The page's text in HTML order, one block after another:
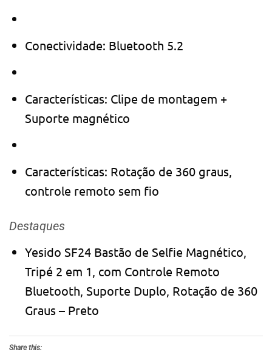
Conectividade: Bluetooth 5.2
Características: Clipe de montagem +
Suporte magnético
Características: Rotação de 360 ​​graus,
controle remoto sem fio
Destaques
Yesido SF24 Bastão de Selfie Magnético,
Tripé 2 em 1, com Controle Remoto
Bluetooth, Suporte Duplo, Rotação de 360 ​​
Graus – Preto
Share this: